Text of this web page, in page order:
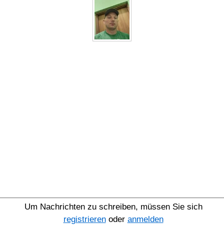
Um Nachrichten zu schreiben, müssen Sie sich
registrierenoder anmelden